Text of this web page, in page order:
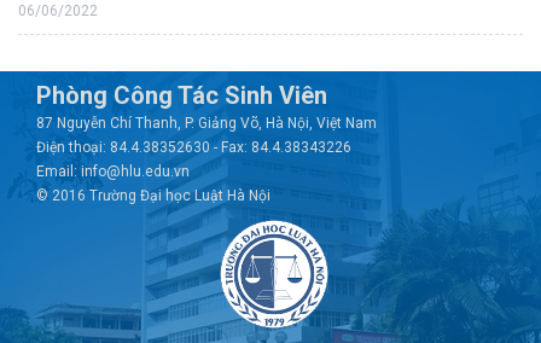
06/06/2022
Phòng Công Tác Sinh Viên
87 Nguyễn Chí Thanh, P. Giảng Võ, Hà Nội, Việt Nam
Điện thoại: 84.4.38352630 - Fax: 84.4.38343226
Email: info@hlu.edu.vn
© 2016 Trường Đại học Luật Hà Nội